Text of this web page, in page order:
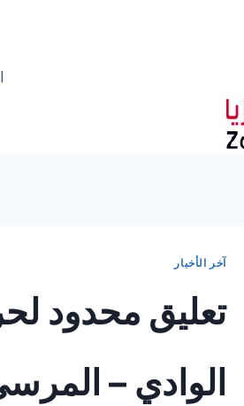
آخر الأخبار
تعليق محدود
الوادي –